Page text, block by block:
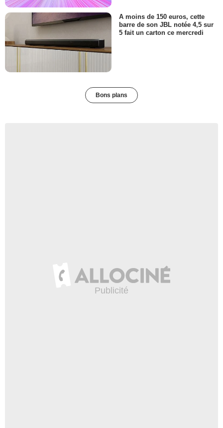
A moins de 150 euros, cette
barre de son JBL notée 4,5 sur
5 fait un carton ce mercredi
Bons plans